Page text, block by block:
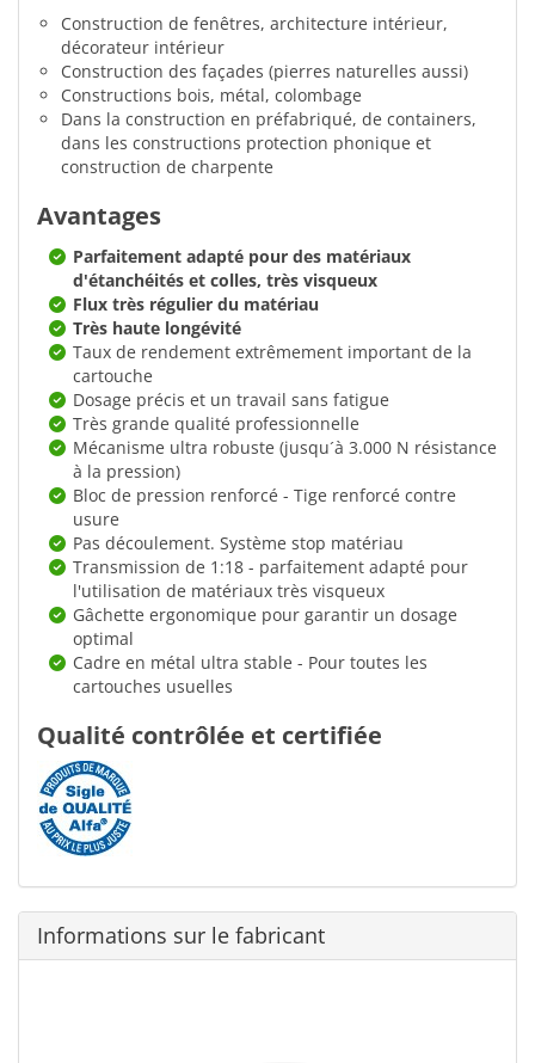
Construction de fenêtres, architecture intérieur,
décorateur intérieur
Construction des façades (pierres naturelles aussi)
Constructions bois, métal, colombage
Dans la construction en préfabriqué, de containers,
dans les constructions protection phonique et
construction de charpente
Avantages
Parfaitement adapté pour des matériaux
d'étanchéités et colles, très visqueux
Flux très régulier du matériau
Très haute longévité
Taux de rendement extrêmement important de la
cartouche
Dosage précis et un travail sans fatigue
Très grande qualité professionnelle
Mécanisme ultra robuste (jusqu´à 3.000 N résistance
à la pression)
Bloc de pression renforcé - Tige renforcé contre
usure
Pas découlement. Système stop matériau
Transmission de 1:18 - parfaitement adapté pour
l'utilisation de matériaux très visqueux
Gâchette ergonomique pour garantir un dosage
optimal
Cadre en métal ultra stable - Pour toutes les
cartouches usuelles
Qualité contrôlée et certifiée
Informations sur le fabricant